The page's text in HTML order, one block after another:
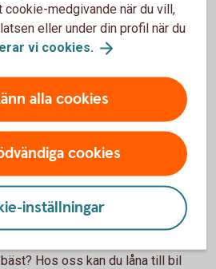
ett privatlån - lån utan
online - enkelt och smidigt!
Hos oss kan du låna till bil
cookie-medgivande när du vill,
eller under din profil när du
vi cookies.
alla cookies
cookies
inställningar